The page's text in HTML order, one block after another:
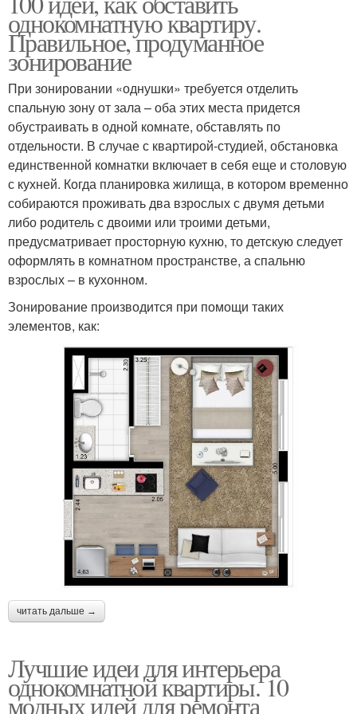
однокомнатную квартиру.
Правильное, продуманное
зонирование
При зонировании «однушки» требуется отделить
спальную зону от зала – оба этих места придется
обустраивать в одной комнате, обставлять по
отдельности. В случае с квартирой-студией, обстановка
единственной комнатки включает в себя еще и столовую
с кухней. Когда планировка жилища, в котором временно
собираются проживать два взрослых с двумя детьми
либо родитель с двоими или троими детьми,
предусматривает просторную кухню, то детскую следует
оформлять в комнатном пространстве, а спальню
взрослых – в кухонном.
Зонирование производится при помощи таких
элементов, как:
читать дальше →
Лучшие идеи для интерьера
однокомнатной квартиры. 10
модных идей для ремонта